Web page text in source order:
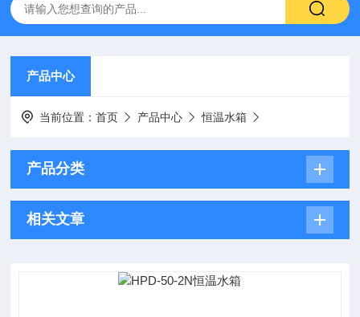
产品中心
当前位置：首页 产品中心 恒温水箱
产品分类
相关文章